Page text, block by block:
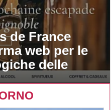
de France
web per le
delle